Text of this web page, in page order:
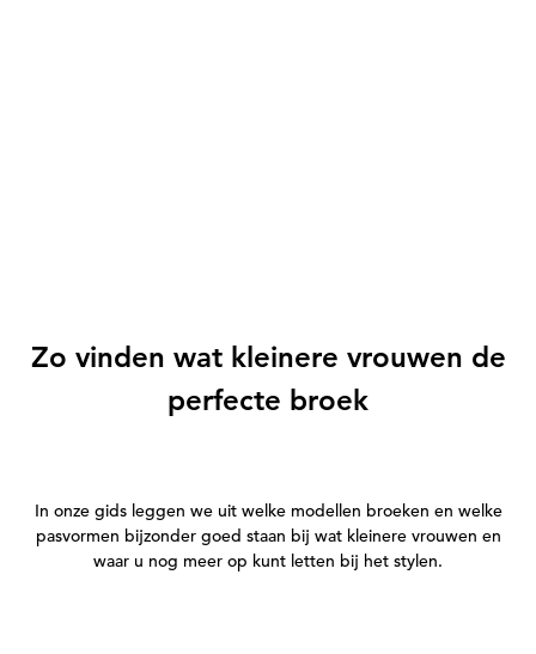
Zo vinden wat kleinere vrouwen de
perfecte broek
In onze gids leggen we uit welke modellen broeken en welke
pasvormen bijzonder goed staan bij wat kleinere vrouwen en
waar u nog meer op kunt letten bij het stylen.